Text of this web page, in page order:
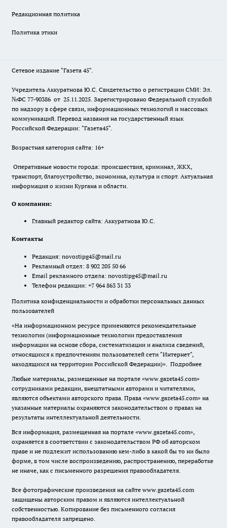
Редакционная политика
Политика этики
Сетевое издание "Газета 45".
Учредитель Аккуратнова Ю.С. Свидетельство о регистрации СМИ: Эл.
№ФС 77-90386 от 25.11.2025. Зарегистрировано Федеральной службой
по надзору в сфере связи, информационных технологий и массовых
коммуникаций. Перевод названия на государственный язык
Российской Федерации: "Газета45".
Возрастная категория сайта: 16+
Оперативные новости города: происшествия, криминал, ЖКХ,
транспорт, благоустройство, экономика, культура и спорт. Актуальная
информация о жизни Кургана и области.
О компании:
Главный редактор сайта: Аккуратнова Ю.С.
Контакты
Редакция: novostipg45@mail.ru
Рекламный отдел: 8 902 205 50 66
Email рекламного отдела: novostipg45@mail.ru
Телефон редакции: +7 964 863 31 33
Политика конфиденциальности и обработки персональных данных
пользователей
«На информационном ресурсе применяются рекомендательные
технологии (информационные технологии предоставления
информации на основе сбора, систематизации и анализа сведений,
относящихся к предпочтениям пользователей сети "Интернет",
находящихся на территории Российской Федерации)». Подробнее
Любые материалы, размещенные на портале «www.gazeta45.com»
сотрудниками редакции, внештатными авторами и читателями,
являются объектами авторского права. Права «www.gazeta45.com» на
указанные материалы охраняются законодательством о правах на
результаты интеллектуальной деятельности.
Вся информация, размещенная на портале «www.gazeta45.com»,
охраняется в соответствии с законодательством РФ об авторском
праве и не подлежит использованию кем-либо в какой бы то ни было
форме, в том числе воспроизведению, распространению, переработке
не иначе, как с письменного разрешения правообладателя.
Все фотографические произведения на сайте www.gazeta45.com
защищены авторским правом и являются интеллектуальной
собственностью. Копирование без письменного согласия
правообладателя запрещено.